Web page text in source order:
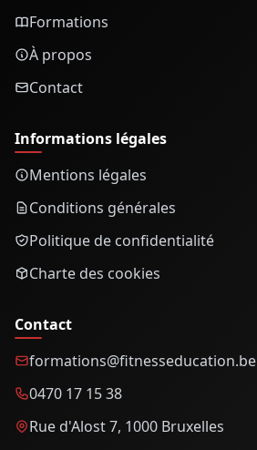
Formations
À propos
Contact
Informations légales
Mentions légales
Conditions générales
Politique de confidentialité
Charte des cookies
Contact
formations@fitnesseducation.be
0470 17 15 38
Rue d'Alost 7, 1000 Bruxelles